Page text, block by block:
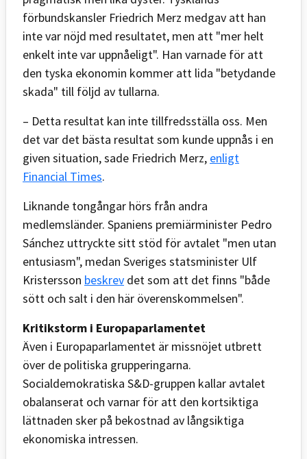
förbundskansler Friedrich Merz medgav att han
inte var nöjd med resultatet, men att "mer helt
enkelt inte var uppnåeligt". Han varnade för att
den tyska ekonomin kommer att lida "betydande
skada" till följd av tullarna.
– Detta resultat kan inte tillfredsställa oss. Men
det var det bästa resultat som kunde uppnås i en
given situation, sade Friedrich Merz, enligt
Financial Times.
Liknande tongångar hörs från andra
medlemsländer. Spaniens premiärminister Pedro
Sánchez uttryckte sitt stöd för avtalet "men utan
entusiasm", medan Sveriges statsminister Ulf
Kristersson beskrev det som att det finns "både
sött och salt i den här överenskommelsen".
Kritikstorm i Europaparlamentet
Även i Europaparlamentet är missnöjet utbrett
över de politiska grupperingarna.
Socialdemokratiska S&D-gruppen kallar avtalet
obalanserat och varnar för att den kortsiktiga
lättnaden sker på bekostnad av långsiktiga
ekonomiska intressen.